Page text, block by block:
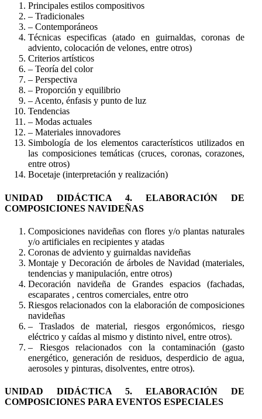
Principales estilos compositivos
– Tradicionales
– Contemporáneos
Técnicas especificas (atado en guirnaldas, coronas de
adviento, colocación de velones, entre otros)
Criterios artísticos
– Teoría del color
– Perspectiva
– Proporción y equilibrio
– Acento, énfasis y punto de luz
Tendencias
– Modas actuales
– Materiales innovadores
Simbología de los elementos característicos utilizados en
las composiciones temáticas (cruces, coronas, corazones,
entre otros)
Bocetaje (interpretación y realización)
UNIDAD DIDÁCTICA 4. ELABORACIÓN DE
COMPOSICIONES NAVIDEÑAS
Composiciones navideñas con flores y/o plantas naturales
y/o artificiales en recipientes y atadas
Coronas de adviento y guirnaldas navideñas
Montaje y Decoración de árboles de Navidad (materiales,
tendencias y manipulación, entre otros)
Decoración navideña de Grandes espacios (fachadas,
escaparates , centros comerciales, entre otro
Riesgos relacionados con la elaboración de composiciones
navideñas
– Traslados de material, riesgos ergonómicos, riesgo
eléctrico y caídas al mismo y distinto nivel, entre otros).
– Riesgos relacionados con la contaminación (gasto
energético, generación de residuos, desperdicio de agua,
aerosoles y pinturas, disolventes, entre otros).
UNIDAD DIDÁCTICA 5. ELABORACIÓN DE
COMPOSICIONES PARA EVENTOS ESPECIALES